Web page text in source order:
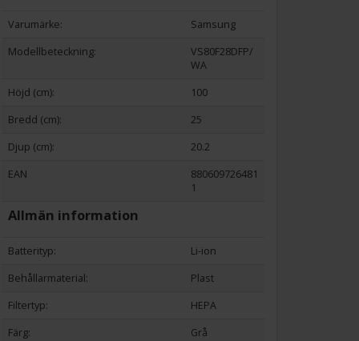
Varumärke:
Samsung
Modellbeteckning:
VS80F28DFP/
WA
Höjd (cm):
100
Bredd (cm):
25
Djup (cm):
20.2
EAN
880609726481
1
Allmän information
Batterityp:
Li-ion
Behållarmaterial:
Plast
Filtertyp:
HEPA
Färg:
Grå